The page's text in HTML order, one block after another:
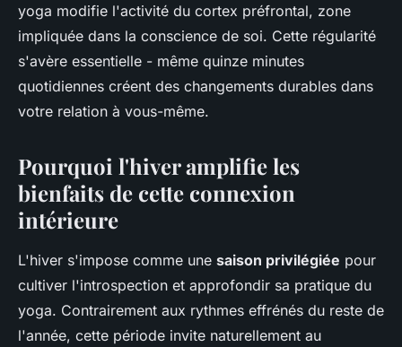
yoga modifie l'activité du cortex préfrontal, zone
impliquée dans la conscience de soi. Cette régularité
s'avère essentielle - même quinze minutes
quotidiennes créent des changements durables dans
votre relation à vous-même.
Pourquoi l'hiver amplifie les
bienfaits de cette connexion
intérieure
L'hiver s'impose comme une saison privilégiée pour
cultiver l'introspection et approfondir sa pratique du
yoga. Contrairement aux rythmes effrénés du reste de
l'année, cette période invite naturellement au